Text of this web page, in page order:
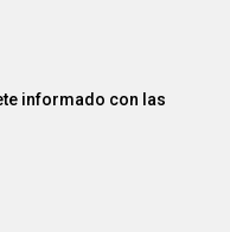
informado con las